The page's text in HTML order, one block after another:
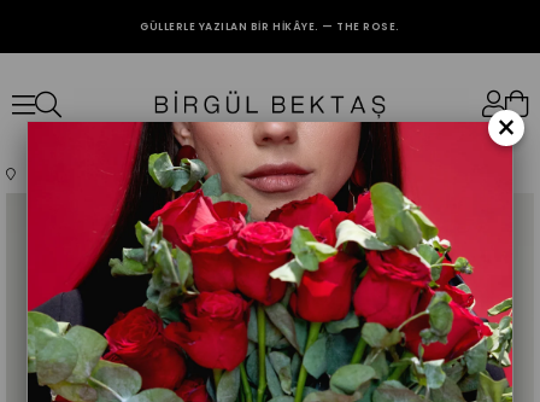
GÜLLERLE YAZILAN BIR HIKÂYE. — THE ROSE.
Giyim Üst Giyim Abiye Siyah Lucia Etek Takım
×